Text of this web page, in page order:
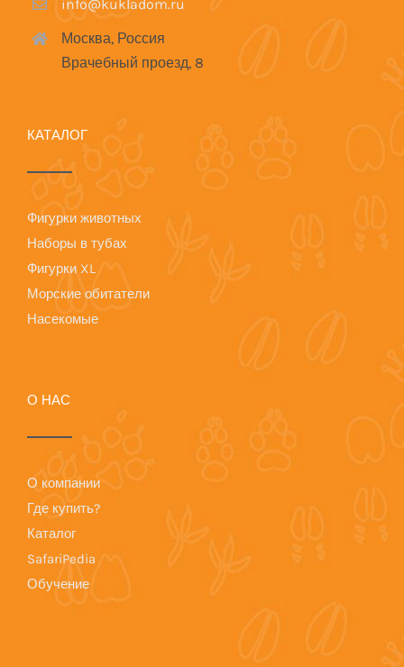
info@kukladom.ru
Москва, Россия
Врачебный проезд, 8
КАТАЛОГ
Фигурки животных
Наборы в тубах
Фигурки XL
Морские обитатели
Насекомые
О НАС
О компании
Где купить?
Каталог
SafariPedia
Обучение